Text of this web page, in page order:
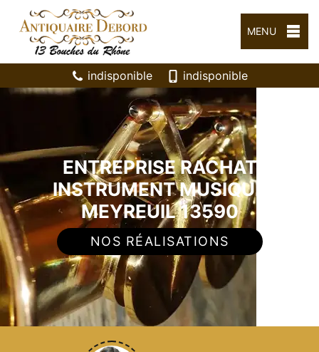
MENU
indisponible indisponible
ENTREPRISE RACHAT
INSTRUMENT MUSIQUE
MEYREUIL 13590
NOS RÉALISATIONS